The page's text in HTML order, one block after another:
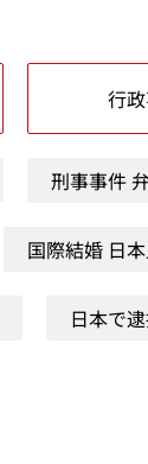
行
刑事事件
国際結婚 日
日本で